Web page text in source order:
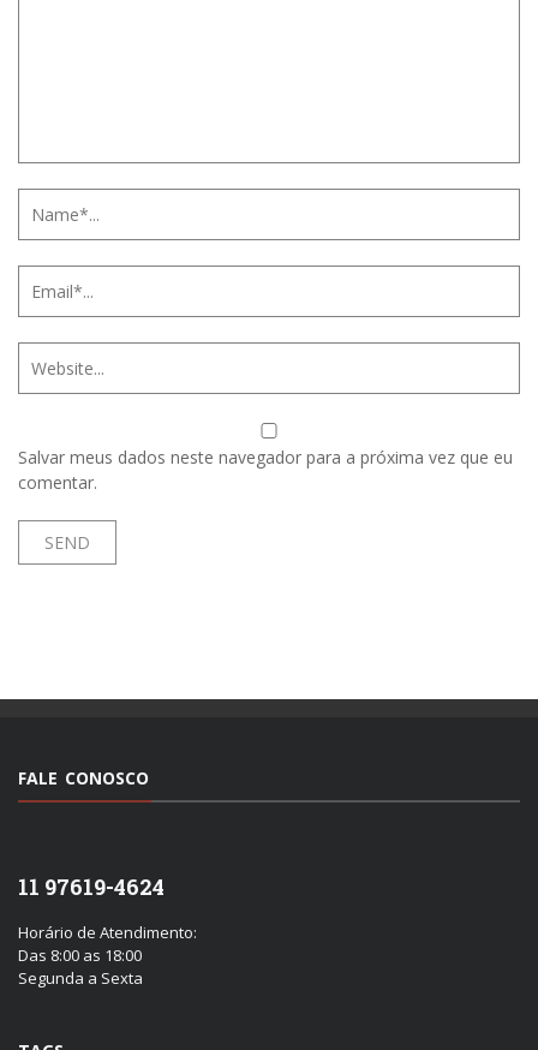
Salvar meus dados neste navegador para a próxima vez que eu
comentar.
FALE CONOSCO
11 97619-4624
Horário de Atendimento:
Das 8:00 as 18:00
Segunda a Sexta